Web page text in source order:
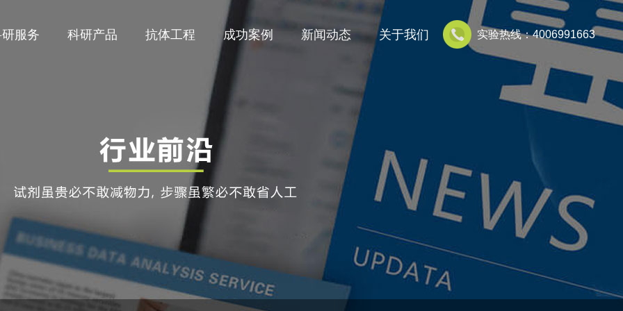
实验热线：4006991663
服务 科研产品 抗体工程 成功案例 新闻动态 关于我们